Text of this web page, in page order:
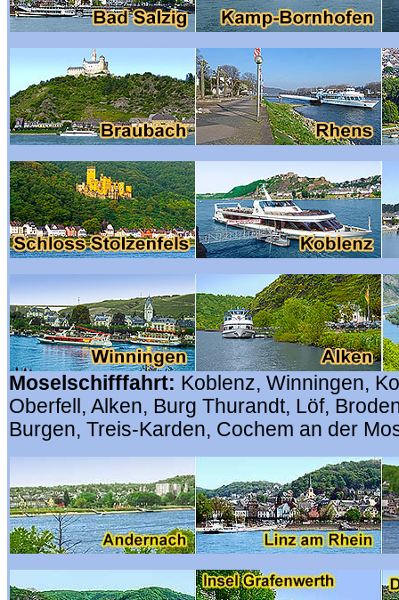
Moselschifffahrt: Koblenz, Winningen,
Oberfell, Alken, Burg Thurandt, Löf,
Burgen, Treis-Karden, Cochem an der